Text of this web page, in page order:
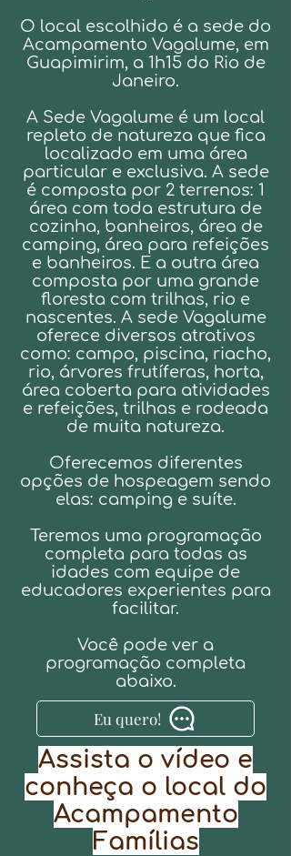
O local escolhido é a sede do
Acampamento Vagalume, em
Guapimirim, a 1h15 do Rio de
Janeiro.
A Sede Vagalume é um local
repleto de natureza que fica
localizado em uma área
particular e exclusiva. A sede
é composta por 2 terrenos: 1
área com toda estrutura de
cozinha, banheiros, área de
camping, área para refeições
e banheiros. E a outra área
composta por uma grande
floresta com trilhas, rio e
nascentes. A sede Vagalume
oferece diversos atrativos
como: campo, piscina, riacho,
rio, árvores frutíferas, horta,
área coberta para atividades
e refeições, trilhas e rodeada
de muita natureza.
Oferecemos diferentes
opções de hospeagem sendo
elas: camping e suíte.
Teremos uma programação
completa para todas as
idades com equipe de
educadores experientes para
facilitar.
Você pode ver a
programação completa
abaixo.
Eu quero!
Assista o vídeo e
conheça o local do
Acampamento
Famílias